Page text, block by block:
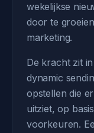
wekelijkse
door te
marketing.
De kracht zit
dynamic
opstellen die
uitziet, op
voorkeuren.